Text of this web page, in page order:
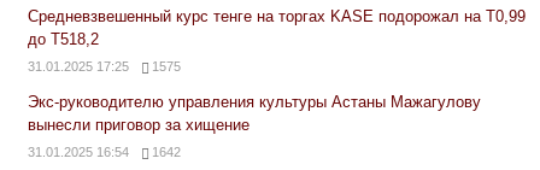
Средневзвешенный курс тенге на торгах KASE подорожал на Т0,99
до Т518,2
31.01.2025 17:25 1575
Экс-руководителю управления культуры Астаны Мажагулову
вынесли приговор за хищение
31.01.2025 16:54 1642